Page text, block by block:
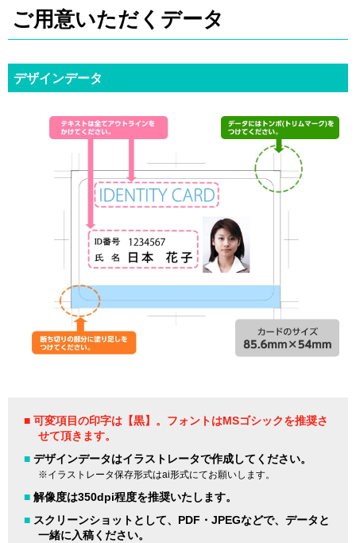
ご用意いただくデータ
デザインデータ
■ 可変項目の印字は【黒】。フォントはMSゴシックを推奨さ
せて頂きます。
■ デザインデータはイラストレータで作成してください。
※イラストレータ保存形式はai形式にてお願いします。
■ 解像度は350dpi程度を推奨いたします。
■ スクリーンショットとして、PDF・JPEGなどで、データと
一緒に入稿ください。